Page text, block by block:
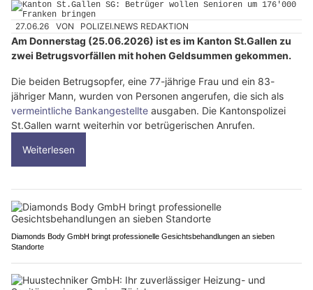
27.06.26 VON POLIZEI.NEWS REDAKTION
Am Donnerstag (25.06.2026) ist es im Kanton St.Gallen zu
zwei Betrugsvorfällen mit hohen Geldsummen gekommen.
Die beiden Betrugsopfer, eine 77-jährige Frau und ein 83-
jähriger Mann, wurden von Personen angerufen, die sich als
vermeintliche Bankangestellte ausgaben. Die Kantonspolizei
St.Gallen warnt weiterhin vor betrügerischen Anrufen.
Weiterlesen
Diamonds Body GmbH bringt professionelle Gesichtsbehandlungen an sieben
Standorte